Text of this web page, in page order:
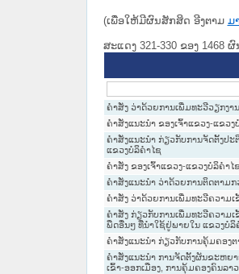
(ເພື່ອໃຫ້ມີຜົນສັກສິດ ອີງຕາມ ມ
ສະແດງ 321-330 ຂອງ 1468
ຄຳສັ່ງ ວ່າດ້ວຍການເພີ່ມທະວີວຽກງ
ຄຳສັ່ງແນະນຳ ຂອງເຈົ້າແຂວງ-ແຂວ
ຄຳສັ່ງແນະນຳ ກ່ຽວກັບການຈັດຕັ້ງປ
ແຂວງບໍລິຄຳໄຊ
ຄຳສັ່ງ ຂອງເຈົ້າແຂວງ-ແຂວງບໍລິຄຳ
ຄຳສັ່ງແນະນຳ ວ່າດ້ວຍການຕິດຕາມກ
ຄຳສັ່ງ ວ່າດ້ວຍການເພີ່ມທະວີຄວາມ
ຄຳສັ່ງ ກ່ຽວກັບການເພີ່ມທະວີຄວາມ
ພືດອື່ນໆ ທີ່ນຳໃຊ້ຢູ່ພາຍໃນ ແຂວງບໍລິ
ຄຳສັ່ງແນະນຳ ກ່ຽວກັບການຄຸ້ມຄອງ
ຄຳສັ່ງແນະນຳ ການຈັດຕັ້ງຜັນຂະຫຍ
ເຂົ້າ-ອອກເມືອງ, ການຄຸ້ມຄອງຄົນລາ